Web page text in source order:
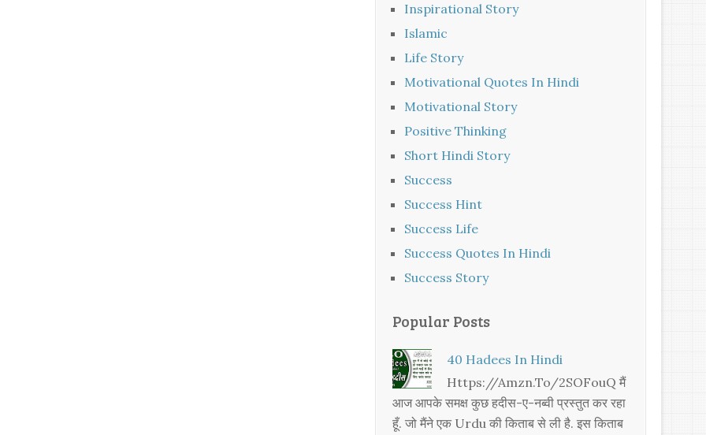
Inspirational Story
Islamic
Life Story
Motivational Quotes In Hindi
Motivational Story
Positive Thinking
Short Hindi Story
Success
Success Hint
Success Life
Success Quotes In Hindi
Success Story
Popular Posts
40 Hadees In Hindi
Https://amzn.to/2SOFouQ मैं
आज आपके समक्ष कुछ हदीस-ए-नब्वी प्रस्तुत कर रहा
हूँ. जो मैंने एक Urdu की किताब से ली है. इस किताब